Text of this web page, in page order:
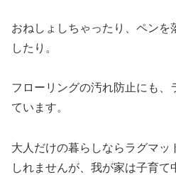
おねしょしちゃったり、ペンを
したり。
フローリングの汚れ防止にも、
ています。
大人だけの暮らしならラグマッ
しれませんが、 我が家は子育て